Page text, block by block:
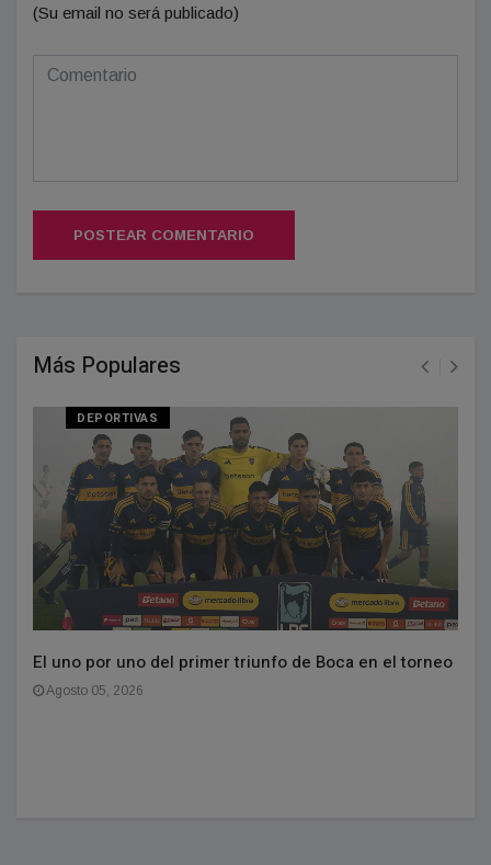
(Su email no será publicado)
POSTEAR COMENTARIO
Más Populares
DEPORTIVAS
El uno por uno del primer triunfo de Boca en el torneo
Agosto 05, 2026